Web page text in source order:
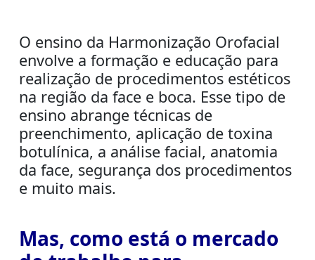
O ensino da Harmonização Orofacial
envolve a formação e educação para
realização de procedimentos estéticos
na região da face e boca. Esse tipo de
ensino abrange técnicas de
preenchimento, aplicação de toxina
botulínica, a análise facial, anatomia
da face, segurança dos procedimentos
e muito mais.
Mas, como está o mercado